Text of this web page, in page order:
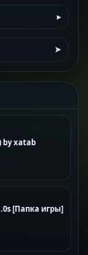
▸
➤
by xatab
[Папка игры]